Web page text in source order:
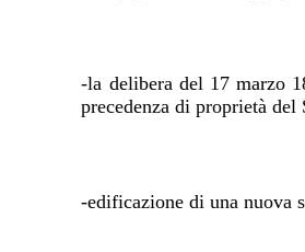
-la delibera del 17 marzo
precedenza di proprietà
-edificazione di una nuova